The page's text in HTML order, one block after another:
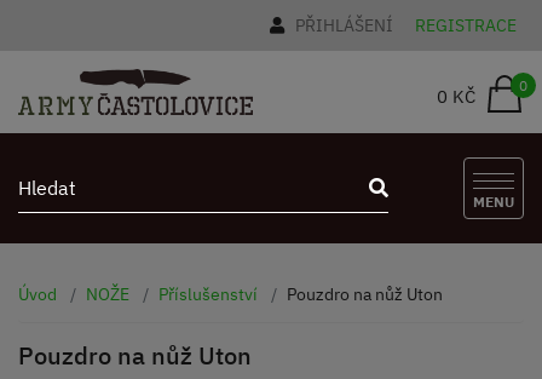
PŘIHLÁŠENÍ REGISTRACE
0 KČ 0
MENU
Úvod NOŽE Příslušenství Pouzdro na nůž Uton
Pouzdro na nůž Uton